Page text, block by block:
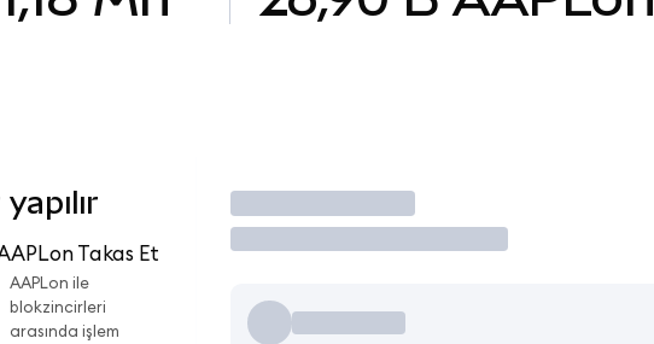
Takas Et
AAPLon ile
blokzincirleri
arasında işlem
İşlem Yap